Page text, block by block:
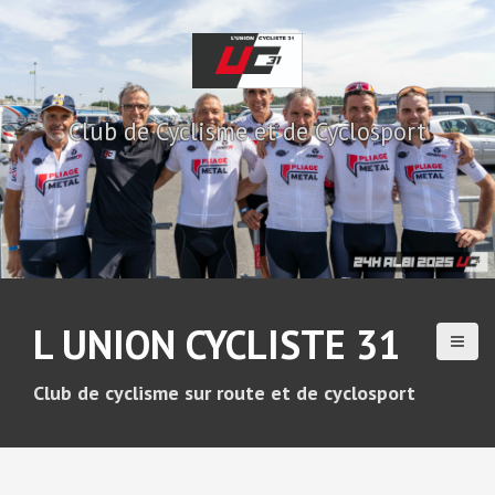
r
a
u
c
o
n
t
e
i
Club de Cyclisme et de Cyclosport
L UNION CYCLISTE 31
Club de cyclisme sur route et de cyclosport